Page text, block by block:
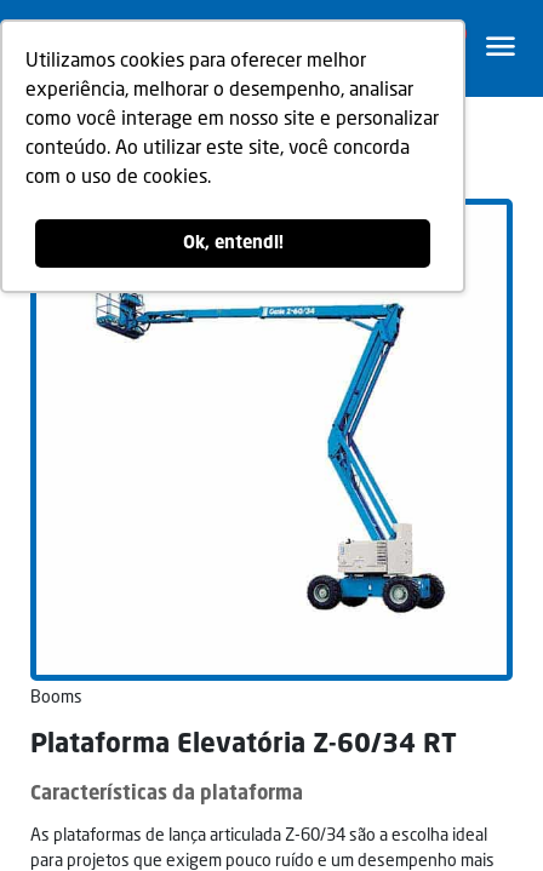
Utilizamos cookies para oferecer melhor
experiência, melhorar o desempenho, analisar
como você interage em nosso site e personalizar
conteúdo. Ao utilizar este site, você concorda
com o uso de cookies.
Ok, entendi!
Voltar
Booms
Plataforma Elevatória Z-60/34 RT
Características da plataforma
As plataformas de lança articulada Z-60/34 são a escolha ideal
para projetos que exigem pouco ruído e um desempenho mais